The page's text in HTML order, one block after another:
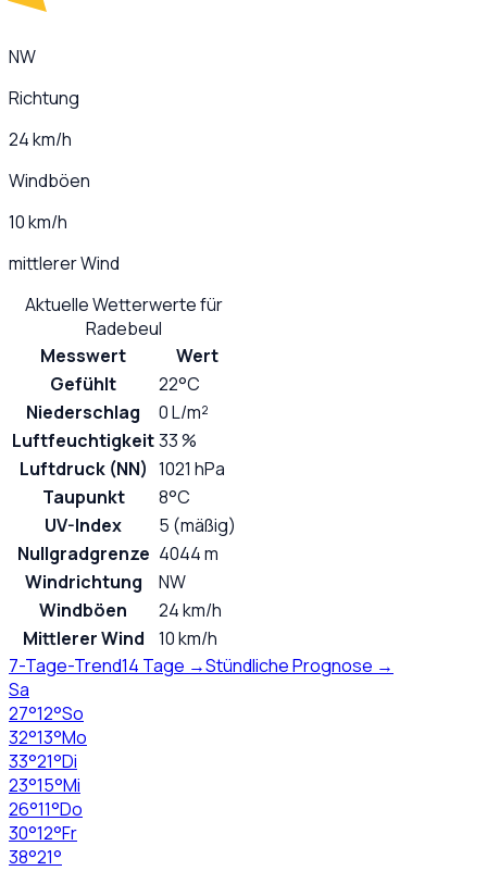
NW
Richtung
24 km/h
Windböen
10 km/h
mittlerer Wind
Aktuelle Wetterwerte für
Radebeul
Messwert
Wert
Gefühlt
22°C
Niederschlag
0 L/m²
Luftfeuchtigkeit33 %
Luftdruck (NN) 1021 hPa
Taupunkt
8°C
UV-Index
5 (mäßig)
Nullgradgrenze 4044 m
Windrichtung
NW
Windböen
24 km/h
Mittlerer Wind
10 km/h
7-Tage-Trend14 Tage →Stündliche Prognose →
Sa
27°12°So
32°13°Mo
33°21°Di
23°15°Mi
26°11°Do
30°12°Fr
38°21°